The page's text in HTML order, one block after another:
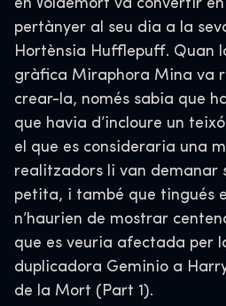
en Voldemort va convertir
pertànyer al seu dia a la
Hortènsia Hufflepuff. Quan
gràfica Miraphora Mina va
crear-la, només sabia que
que havia d’incloure un
el que es consideraria una
realitzadors li van demanar
petita, i també que tingués
n’haurien de mostrar
que es veuria afectada per
duplicadora Geminio a
de la Mort (Part 1).